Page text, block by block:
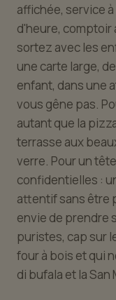
affichée, service
d'heure, comptoir
sortez avec les
une carte large,
enfant, dans une
vous gêne pas.
autant que la
terrasse aux
verre. Pour un
confidentielles :
attentif sans être
envie de prendre
puristes, cap sur
four à bois et qui
di bufala et la San